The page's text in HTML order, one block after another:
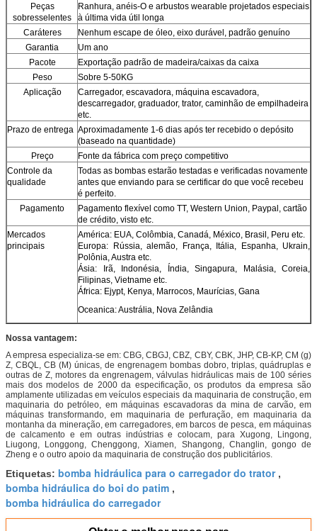
Peças
sobresselentes
Ranhura, anéis-O e arbustos wearable projetados especiais
à última vida útil longa
Caráteres
Nenhum escape de óleo, eixo durável, padrão genuíno
Garantia
Um ano
Pacote
Exportação padrão de madeira/caixas da caixa
Peso
Sobre 5-50KG
Aplicação
Carregador, escavadora, máquina escavadora,
descarregador, graduador, trator, caminhão de empilhadeira
etc.
Prazo de entrega Aproximadamente 1-6 dias após ter recebido o depósito
(baseado na quantidade)
Preço
Fonte da fábrica com preço competitivo
Controle da
qualidade
Todas as bombas estarão testadas e verificadas novamente
antes que enviando para se certificar do que você recebeu
é perfeito.
Pagamento
Pagamento flexível como TT, Western Union, Paypal, cartão
de crédito, visto etc.
Mercados
principais
América: EUA, Colômbia, Canadá, México, Brasil, Peru etc.
Europa: Rússia, alemão, França, Itália, Espanha, Ukrain,
Polônia, Austra etc.
Ásia: Irã, Indonésia, Índia, Singapura, Malásia, Coreia,
Filipinas, Vietname etc.
África: Ejypt, Kenya, Marrocos, Maurícias, Gana
Oceanica: Austrália, Nova Zelândia
Nossa vantagem:
A empresa especializa-se em: CBG, CBGJ, CBZ, CBY, CBK, JHP, CB-KP, CM (g)
Z, CBQL, CB (M) únicas, de engrenagem bombas dobro, triplas, quádruplas e
outras de Z, motores da engrenagem, válvulas hidráulicas mais de 100 séries
mais dos modelos de 2000 da especificação, os produtos da empresa são
amplamente utilizadas em veículos especiais da maquinaria de construção, em
maquinaria do petróleo, em máquinas escavadoras da mina de carvão, em
máquinas transformando, em maquinaria de perfuração, em maquinaria da
montanha da mineração, em carregadores, em barcos de pesca, em máquinas
de calcamento e em outras indústrias e colocam, para Xugong, Lingong,
Liugong, Longgong, Chenggong, Xiamen, Shangong, Changlin, gongo de
Zheng e o outro apoio da maquinaria de construção dos publicitários.
Etiquetas: bomba hidráulica para o carregador do trator,
bomba hidráulica do boi do patim ,
bomba hidráulica do carregador